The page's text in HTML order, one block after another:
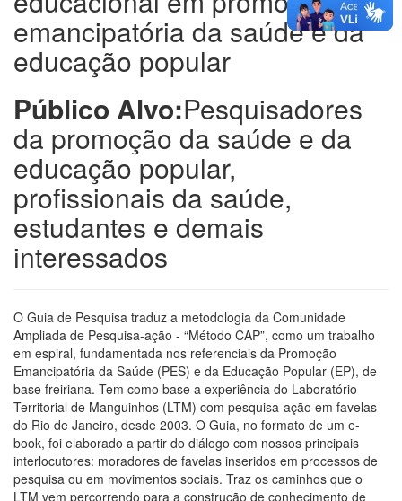
emancipatória da saúde e da
educação popular
Público Alvo:Pesquisadores
da promoção da saúde e da
educação popular,
profissionais da saúde,
estudantes e demais
interessados
O Guia de Pesquisa traduz a metodologia da Comunidade
Ampliada de Pesquisa-ação - “Método CAP”, como um trabalho
em espiral, fundamentada nos referenciais da Promoção
Emancipatória da Saúde (PES) e da Educação Popular (EP), de
base freiriana. Tem como base a experiência do Laboratório
Territorial de Manguinhos (LTM) com pesquisa-ação em favelas
do Rio de Janeiro, desde 2003. O Guia, no formato de um e-
book, foi elaborado a partir do diálogo com nossos principais
interlocutores: moradores de favelas inseridos em processos de
pesquisa ou em movimentos sociais. Traz os caminhos que o
LTM vem percorrendo para a construção de conhecimento de